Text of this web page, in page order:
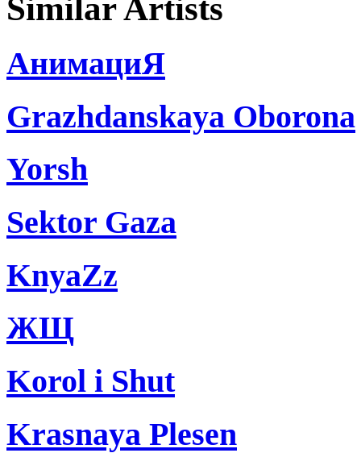
Similar Artists
АнимациЯ
Grazhdanskaya Oborona
Yorsh
Sektor Gaza
KnyaZz
ЖЩ
Korol i Shut
Krasnaya Plesen